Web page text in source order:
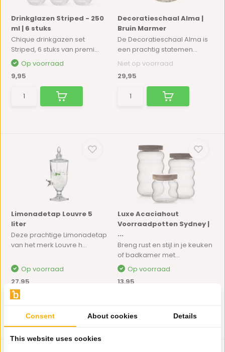
Drinkglazen Striped - 250
ml | 6 stuks
Chique drinkgazen set
Striped, 6 stuks van premi...
Op voorraad
9,95
Decoratieschaal Alma |
Bruin Marmer
De Decoratieschaal Alma is
een prachtig statemen...
Niet op voorraad
29,95
Limonadetap Louvre 5
liter
Deze prachtige Limonadetap
van het merk Louvre h...
Op voorraad
27,95
Luxe Acaciahout
Voorraadpotten Sydney |
...
Breng rust en stijl in je keuken
of badkamer met...
Op voorraad
13,95
Consent About cookies Details
This website uses cookies